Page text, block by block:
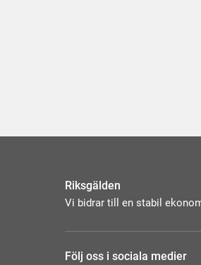
Riksgälden
Vi bidrar till en stabil
Följ oss i sociala medier